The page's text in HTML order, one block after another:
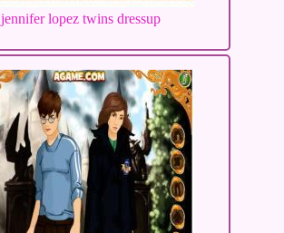
jennifer lopez twins dressup